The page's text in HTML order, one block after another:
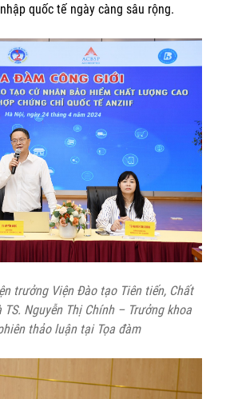
quốc tế ngày càng sâu rộng.
trưởng Viện Đào tạo Tiên tiến, Chất
TS. Nguyễn Thị Chính – Trưởng khoa
thảo luận tại Tọa đàm